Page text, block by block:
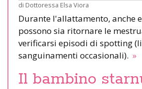
di Dottoressa Elsa Viora
Durante l'allattamento, anche
possono sia ritornare le
verificarsi episodi di spotting
sanguinamenti occasionali). »
Il bambino